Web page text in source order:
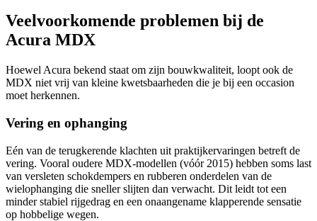
Veelvoorkomende problemen bij de
Acura MDX
Hoewel Acura bekend staat om zijn bouwkwaliteit, loopt ook de
MDX niet vrij van kleine kwetsbaarheden die je bij een occasion
moet herkennen.
Vering en ophanging
Eén van de terugkerende klachten uit praktijkervaringen betreft de
vering. Vooral oudere MDX-modellen (vóór 2015) hebben soms last
van versleten schokdempers en rubberen onderdelen van de
wielophanging die sneller slijten dan verwacht. Dit leidt tot een
minder stabiel rijgedrag en een onaangename klapperende sensatie
op hobbelige wegen.